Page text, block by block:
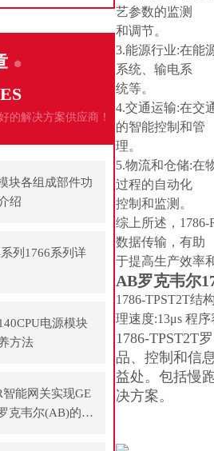
的解决方案供应商！
块各组成部件功
绍
列1766系列详
电源模块
方法
智能网关实现GE
克韦尔(AB)的P
艺参数的监测
和调节。
3.能源行业:在能
系统、输电系
统等。
4.交通运输:在交
的智能控制和管
理。
5.物流和仓储:在
过程的自动化
控制和监测。
综上所述，
数据传输，有助
于提高生产效率
AB罗克韦尔
1786-TPST2T结
理速度:13μs 程
1786-TPST2T
品、控制和信
益处。包括慢
决方案。